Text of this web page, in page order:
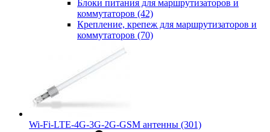
Блоки питания для маршрутизаторов и
коммутаторов (42)
Крепление, крепеж для маршрутизаторов и
коммутаторов (70)
Wi-Fi-LTE-4G-3G-2G-GSM антенны (301)